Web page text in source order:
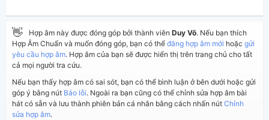
👋 Hợp âm này được đóng góp bởi thành viên Duy Võ. Nếu bạn thích
Hợp Âm Chuẩn và muốn đóng góp, bạn có thể đăng hợp âm mới hoặc gửi
yêu cầu hợp âm. Hợp âm của bạn sẽ được hiển thị trên trang chủ cho tất
cả mọi người tra cứu.
Nếu bạn thấy hợp âm có sai sót, bạn có thể bình luận ở bên dưới hoặc gửi
góp ý bằng nút Báo lỗi. Ngoài ra bạn cũng có thể chỉnh sửa hợp âm bài
hát có sẵn và lưu thành phiên bản cá nhân bằng cách nhấn nút Chỉnh
sửa hợp âm.